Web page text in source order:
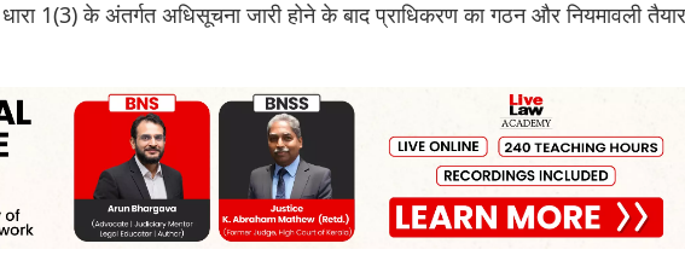
1(3) के अंतर्गत अधिसूचना जारी होने के बाद प्राधिकरण का गठन और नियमावली तैयार